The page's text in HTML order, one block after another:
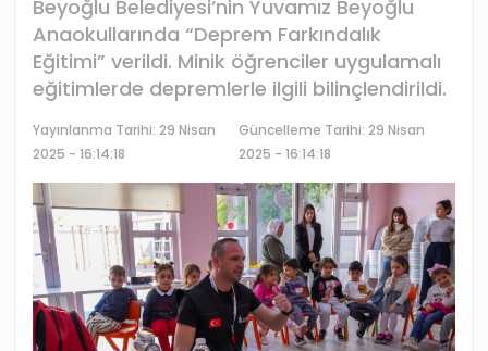
Beyoğlu Belediyesi’nin Yuvamız Beyoğlu
Anaokullarında “Deprem Farkındalık
Eğitimi” verildi. Minik öğrenciler uygulamalı
eğitimlerde depremlerle ilgili bilinçlendirildi.
Yayınlanma Tarihi: 29 Nisan
2025 - 16:14:18
Güncelleme Tarihi: 29 Nisan
2025 - 16:14:18